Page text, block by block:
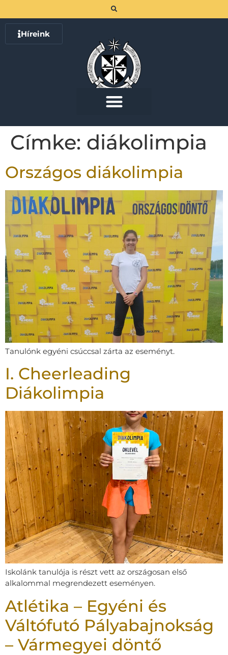
Híreink
Címke: diákolimpia
Országos diákolimpia
Tanulónk egyéni csúccsal zárta az eseményt.
I. Cheerleading
Diákolimpia
Iskolánk tanulója is részt vett az országosan első
alkalommal megrendezett eseményen.
Atlétika – Egyéni és
Váltófutó Pályabajnokság
– Vármegyei döntő